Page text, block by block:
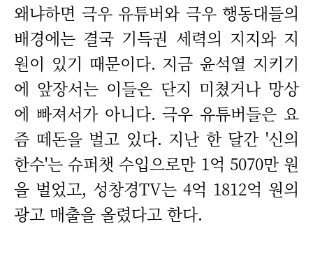
왜냐하면 극우 유튜버와 극우 행동대들의
배경에는 결국 기득권 세력의 지지와 지
원이 있기 때문이다. 지금 윤석열 지키기
에 앞장서는 이들은 단지 미쳤거나 망상
에 빠져서가 아니다. 극우 유튜버들은 요
즘 떼돈을 벌고 있다. 지난 한 달간 '신의
한수'는 슈퍼챗 수입으로만 1억 5070만 원
을 벌었고, 성창경TV는 4억 1812억 원의
광고 매출을 올렸다고 한다.